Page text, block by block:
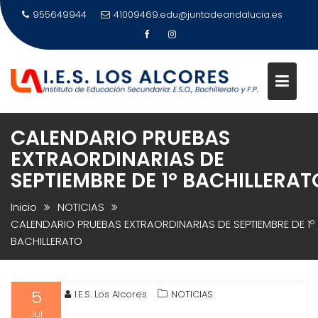
Saltar
al
contenido
955649944 41009469.edu@juntadeandalucia.es
CALENDARIO PRUEBAS
EXTRAORDINARIAS DE
SEPTIEMBRE DE 1º
Inicio
NOTICIAS
CALENDARIO PRUEBAS EXTRAORDINARIAS DE SEPTIEMBRE DE 1º
BACHILLERATO
5
Jul
I.E.S. Los Alcores NOTICIAS